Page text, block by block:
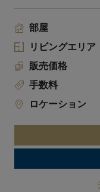
部屋
リビングエリア
販売価格
手数料
ロケーション